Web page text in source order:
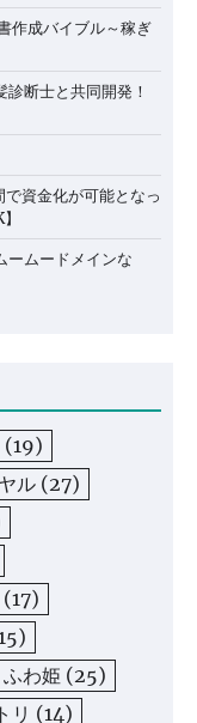
作成バイブル～稼ぎ
診断士と共同開発！
資金化が可能となっ
ームードメインな
(19)
ル (27)
(17)
ふわ姫 (25)
リ (14)